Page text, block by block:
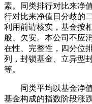
素。同类排行对比来净
行对比来净值日分歧的
利用前请核实，基金按
般、欠安。本公司不应
在性、完整性，四分位
列，封锁基金、立异型
等。
同类平均以基金净值
基金构成的指数阶段涨